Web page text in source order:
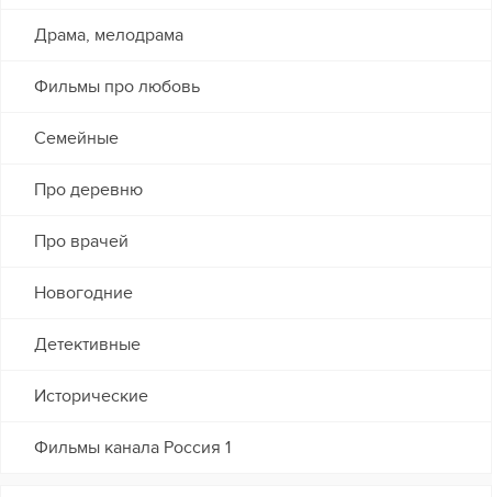
Драма, мелодрама
Фильмы про любовь
Семейные
Про деревню
Про врачей
Новогодние
Детективные
Исторические
Фильмы канала Россия 1